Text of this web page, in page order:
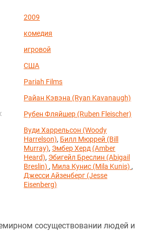
2009
комедия
игровой
США
Pariah Films
Райан Кэвэна (Ryan Kavanaugh)
Рубен Фляйшер (Ruben Fleischer)
Вуди Харрельсон (Woody
Harrelson), Билл Мюррей (Bill
Murray), Эмбер Херд (Amber
Heard), Эбигейл Бреслин (Abigail
Breslin) , Мила Кунис (Mila Kunis) ,
Джесси Айзенберг (Jesse
Eisenberg)
сосуществовании людей и